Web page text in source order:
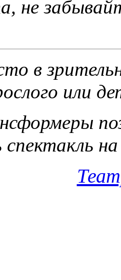
не
в
или
на